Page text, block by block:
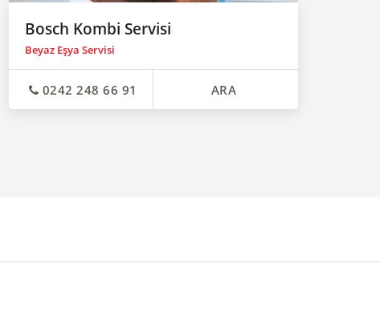
Bosch Kombi Servisi
Beyaz Eşya Servisi
0242 248 66 91 ARA